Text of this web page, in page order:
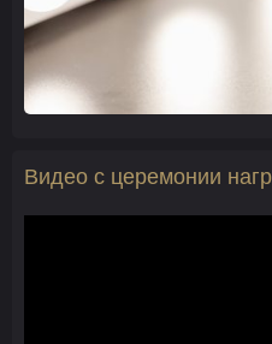
Видео с церемонии